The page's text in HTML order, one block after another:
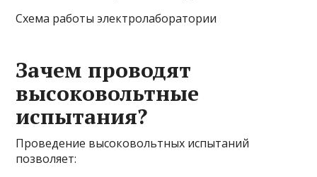
Схема работы электролаборатории
Зачем проводят
высоковольтные
испытания?
Проведение высоковольтных испытаний
позволяет: